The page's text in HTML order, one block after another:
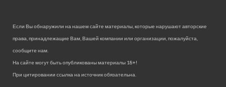
Если Вы обнаружили на нашем сайте материалы, которые нарушают авторские
права, принадлежащие Вам, Вашей компании или организации, пожалуйста,
сообщите нам.
На сайте могут быть опубликованы материалы 18+!
При цитировании ссылка на источник обязательна.